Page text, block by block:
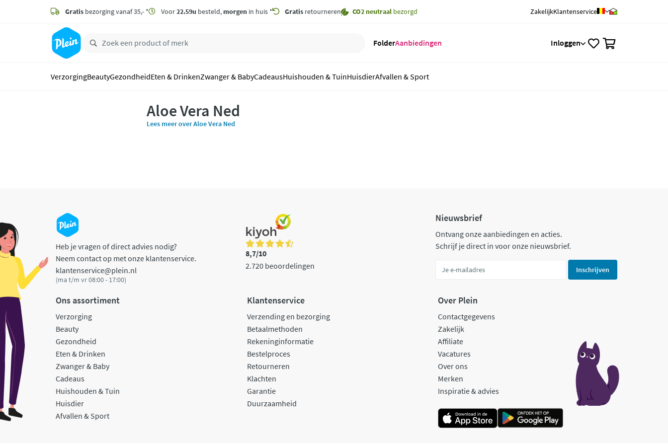
zoeken
hoofdinhoud
Gratis bezorging vanaf 35,- * Voor22.59u besteld, morgen in huis * Gratis retourneren CO2 neutraal bezorgd ZakelijkKlantenservice
FolderAanbiedingen Inloggen
VerzorgingBeautyGezondheidEten & DrinkenZwanger & BabyCadeausHuishouden & TuinHuisdierAfvallen & Sport
Aloe Vera Ned
Lees meer over Aloe Vera Ned
Heb je vragen of direct advies nodig?
Neem contact op met onze klantenservice.
klantenservice@plein.nl
(ma t/m vr 08:00 - 17:00)
8,7/10
2.720 beoordelingen
Nieuwsbrief
Ontvang onze aanbiedingen en acties.
Schrijf je direct in voor onze nieuwsbrief.
Inschrijven
Ons assortiment
Verzorging
Beauty
Gezondheid
Eten & Drinken
Zwanger & Baby
Cadeaus
Huishouden & Tuin
Huisdier
Afvallen & Sport
Klantenservice
Verzending en bezorging
Betaalmethoden
Rekeninginformatie
Bestelproces
Retourneren
Klachten
Garantie
Duurzaamheid
Over Plein
Contactgegevens
Zakelijk
Affiliate
Vacatures
Over ons
Merken
Inspiratie & advies